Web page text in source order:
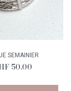
SEMAINIER
50.00